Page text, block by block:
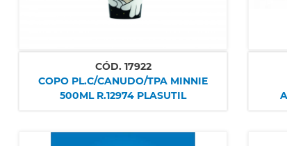
CÓD. 17922
COPO PL.C/CANUDO/TPA MINNIE
500ML R.12974 PLASUTIL